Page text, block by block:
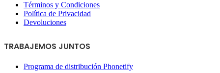
Términos y Condiciones
Política de Privacidad
Devoluciones
TRABAJEMOS JUNTOS
Programa de distribución Phonetify